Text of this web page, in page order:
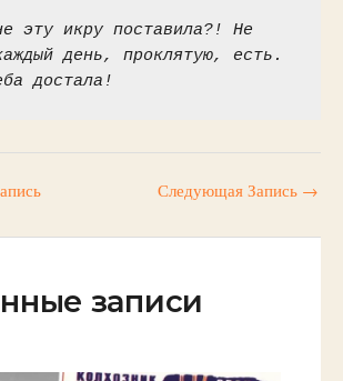
эту икру поставила?! Не
день, проклятую, есть.
достала!
Следующая Запись →
записи